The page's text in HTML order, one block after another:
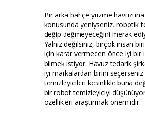
Bir arka bahçe yüzme
konusunda yeniyseniz, robotik
değip değmeyeceğini merak
Yalnız değilsiniz, birçok insan
için karar vermeden önce iyi bir iş
bilmek istiyor. Havuz tedarik
iyi markalardan birini
temizleyicileri kesinlikle buna
bir robot temizleyiciyi
özellikleri araştırmak önemlidir.